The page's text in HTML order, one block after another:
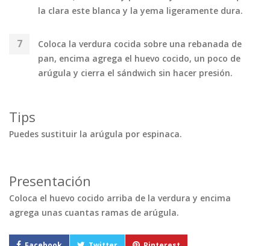
la clara este blanca y la yema ligeramente dura.
Coloca la verdura cocida sobre una rebanada de
pan, encima agrega el huevo cocido, un poco de
arúgula y cierra el sándwich sin hacer presión.
Tips
Puedes sustituir la arúgula por espinaca.
Presentación
Coloca el huevo cocido arriba de la verdura y encima
agrega unas cuantas ramas de arúgula.